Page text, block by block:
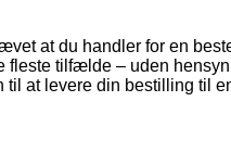
at du handler for en
fleste tilfælde – uden
til at levere din bestilling til